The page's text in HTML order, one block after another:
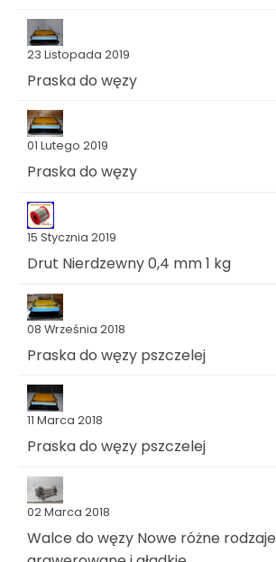
23 Listopada 2019
Praska do węzy
01 Lutego 2019
Praska do węzy
15 Stycznia 2019
Drut Nierdzewny 0,4 mm 1 kg
08 Września 2018
Praska do węzy pszczelej
11 Marca 2018
Praska do węzy pszczelej
02 Marca 2018
Walce do węzy Nowe różne rodzaje